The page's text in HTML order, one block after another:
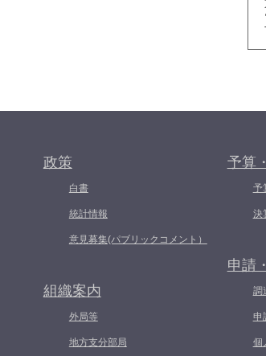
政策
白書
統計情報
意見募集(パブリックコメント）
組織案内
外局等
地方支分部局
予算
予
決
申請
調
申
個